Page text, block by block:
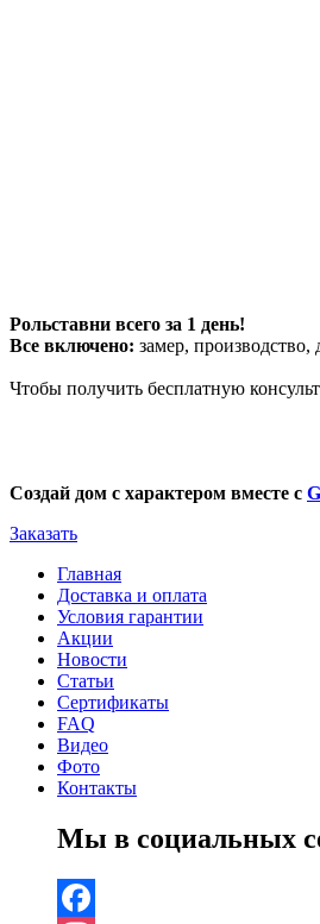
Рольставни всего за 1 день!
Все включено: замер, производство,
Чтобы получить бесплатную
Создай дом с характером вместе с
Заказать
Главная
Доставка и оплата
Условия гарантии
Акции
Новости
Статьи
Сертификаты
FAQ
Видео
Фото
Контакты
Мы в социальных